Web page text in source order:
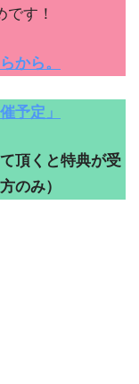
す！
から。
予定」
頂くと特典が受
のみ）